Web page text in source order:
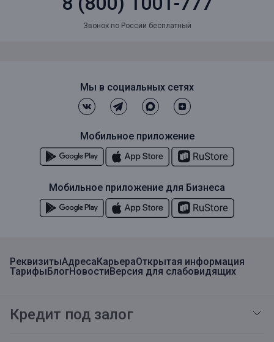
Звонок по России бесплатный
РеквизитыАдресаКарьераОткрытая информация
ТарифыБлогНовостиВерсия для слабовидящих
Кредит под залог
Мы в социальных сетях
Мобильное приложение
Мобильное приложение для Бизнеса